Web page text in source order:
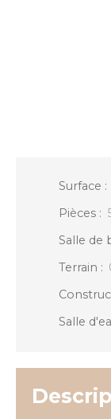
Surface :
Pièces :
Salle de
Terrain :
Salle